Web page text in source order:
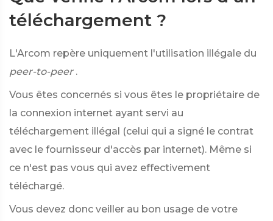
téléchargement ?
L'Arcom repère uniquement l'utilisation illégale du
peer-to-peer .
Vous êtes concernés si vous êtes le propriétaire de
la connexion internet ayant servi au
téléchargement illégal (celui qui a signé le contrat
avec le fournisseur d'accès par internet). Même si
ce n'est pas vous qui avez effectivement
téléchargé.
Vous devez donc veiller au bon usage de votre